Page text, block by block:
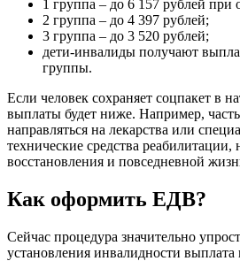
1 группа – до 6 157 рублей при
2 группа – до 4 397 рублей;
3 группа – до 3 520 рублей;
дети-инвалиды получают
группы.
Если человек сохраняет соцпакет в
выплаты будет ниже. Например,
направляться на лекарства или
технические средства реабилитации,
восстановления и повседневной
Как оформить ЕДВ?
Сейчас процедура значительно
установления инвалидности выплата